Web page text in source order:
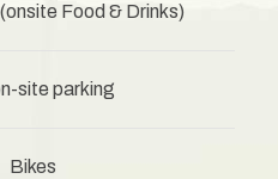
(onsite Food & Drinks)
site parking
Bikes